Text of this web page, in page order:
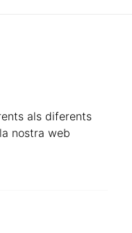
als diferents
nostra web